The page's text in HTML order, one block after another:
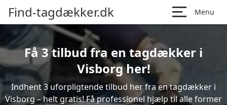
Find-tagdækker.dk Menu
Få 3 tilbud fra en tagdækker i
Visborg her!
Indhent 3 uforpligtende tilbud her fra en tagdækker i
Visborg – helt gratis! Få professionel hjælp til alle former